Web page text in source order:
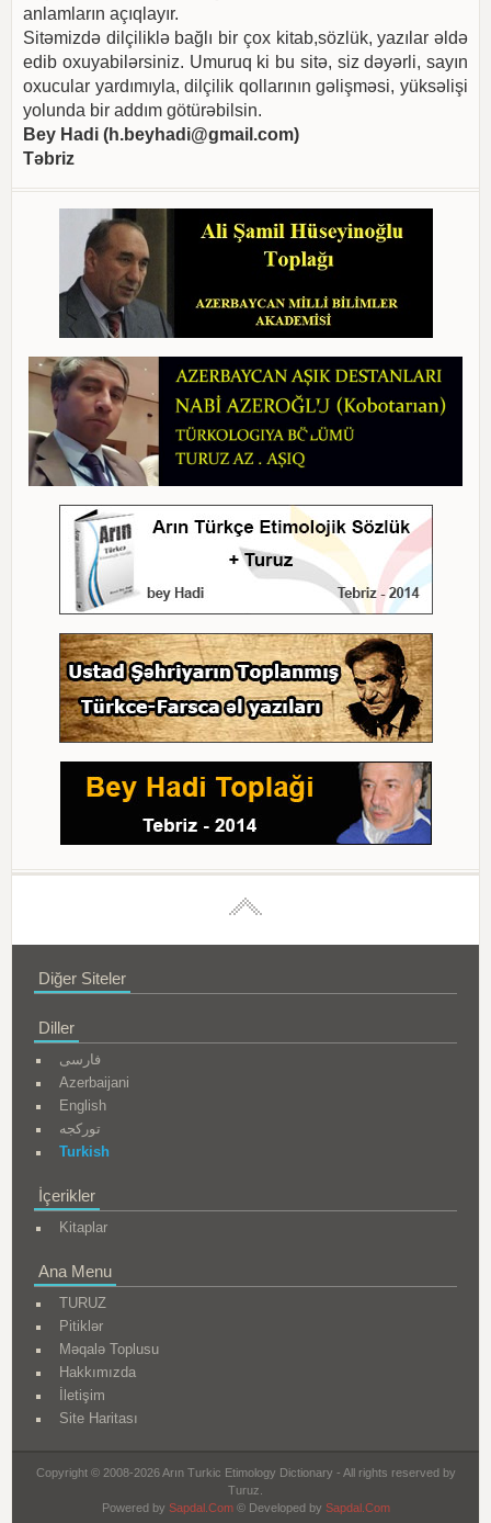
anlamların açıqlayır.
Sitəmizdə dilçiliklə bağlı bir çox kitab,sözlük, yazılar əldə
edib oxuyabilərsiniz. Umuruq ki bu sitə, siz dəyərli, sayın
oxucular yardımıyla, dilçilik qollarının gəlişməsi, yüksəlişi
yolunda bir addım götürəbilsin.
Bey Hadi (h.beyhadi@gmail.com)
Təbriz
Diğer Siteler
Diller
فارسی
Azerbaijani
English
تورکجه
Turkish
İçerikler
Kitaplar
Ana Menu
TURUZ
Pitiklər
Məqalə Toplusu
Hakkımızda
İletişim
Site Haritası
Copyright © 2008-2026 Arın Turkic Etimology Dictionary - All rights reserved by
Turuz.
Powered by Sapdal.Com© Developed by Sapdal.Com